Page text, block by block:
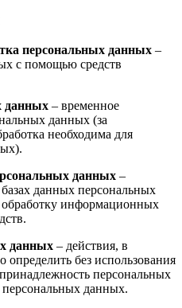
персональных данных –
с помощью средств
данных – временное
данных (за
необходима для
данных –
данных персональных
информационных
данных – действия, в
определить без использования
персональных
данных.